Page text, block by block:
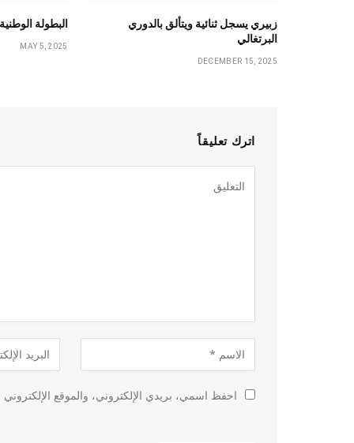
زبيري يسجل ثنائية ويتألق بالدوري
البرتغالي
DECEMBER 15, 2025
البطولة
MAY 5, 2025
اترك تعليقاً
احفظ اسمي، بريدي الإلكتروني، والموقع